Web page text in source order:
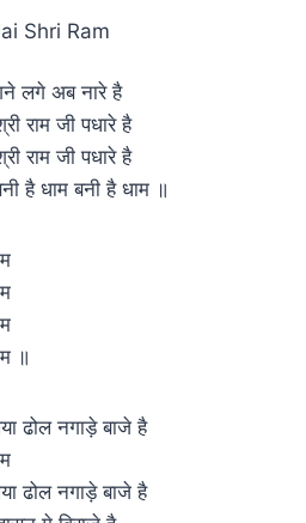
Shri Ram
लगे अब नारे है
राम जी पधारे है
राम जी पधारे है
है धाम बनी है धाम ॥
॥
ढोल नगाड़े बाजे है
ढोल नगाड़े बाजे है